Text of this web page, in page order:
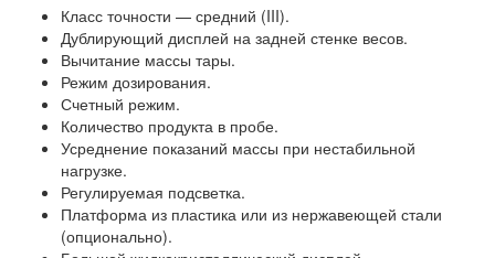
Класс точности — средний (III).
Дублирующий дисплей на задней стенке весов.
Вычитание массы тары.
Режим дозирования.
Счетный режим.
Количество продукта в пробе.
Усреднение показаний массы при нестабильной
нагрузке.
Регулируемая подсветка.
Платформа из пластика или из нержавеющей стали
(опционально).